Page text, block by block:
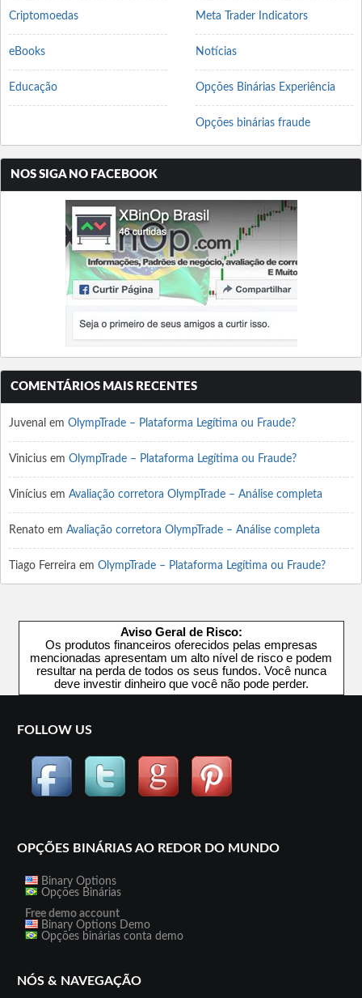
Criptomoedas
eBooks
Educação
Meta Trader Indicators
Notícias
Opções Binárias Experiência
Opções binárias fraude
NOS SIGA NO FACEBOOK
COMENTÁRIOS MAIS RECENTES
Juvenal em OlympTrade – Plataforma Legítima ou Fraude?
Vinicius em OlympTrade – Plataforma Legítima ou Fraude?
Vinícius em Avaliação corretora OlympTrade – Análise completa
Renato em Avaliação corretora OlympTrade – Análise completa
Tiago Ferreira em OlympTrade – Plataforma Legítima ou Fraude?
Aviso Geral de Risco:
Os produtos financeiros oferecidos pelas empresas
mencionadas apresentam um alto nível de risco e podem
resultar na perda de todos os seus fundos. Você nunca
deve investir dinheiro que você não pode perder.
FOLLOW US
OPÇÕES BINÁRIAS AO REDOR DO MUNDO
Binary Options
Opções Binárias
Free demo account
Binary Options Demo
Opções binárias conta demo
NÓS & NAVEGAÇÃO